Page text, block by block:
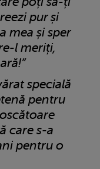
pur și
mea și sper
l meriți,
specială
pentru
care s-a
pentru o